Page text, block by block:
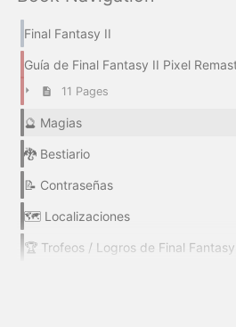
Final Fantasy II
Guía de Final Fantasy II Pixel
11 Pages
🔮 Magias
🐉 Bestiario
📝 Contraseñas
🗺️ Localizaciones
🏆 Trofeos / Logros de Final